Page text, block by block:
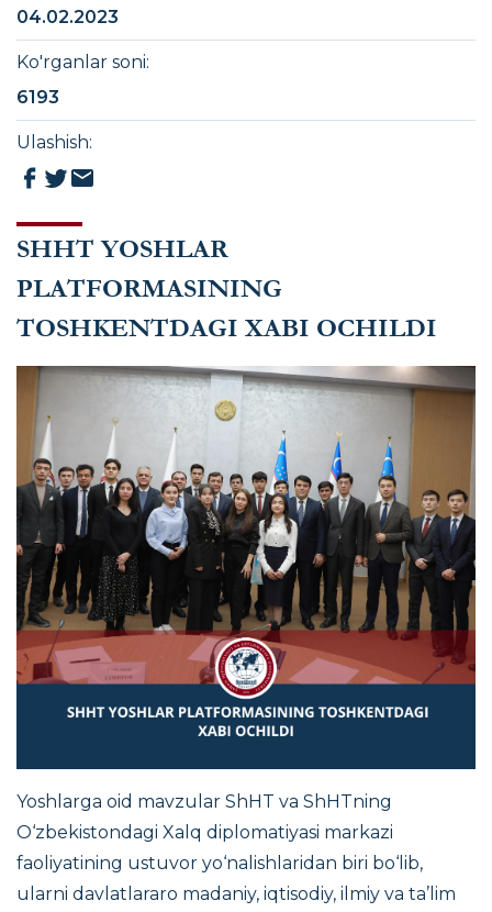
SHHT YOSHLAR
PLATFORMASINING
TOSHKENTDAGI XABI OCHILDI
Yoshlarga oid mavzular ShHT va ShHTning
O‘zbekistondagi Xalq diplomatiyasi markazi
faoliyatining ustuvor yo‘nalishlaridan biri bo‘lib,
ularni davlatlararo madaniy, iqtisodiy, ilmiy va ta’lim
04.02.2023
Ko'rganlar soni:
6193
Ulashish: